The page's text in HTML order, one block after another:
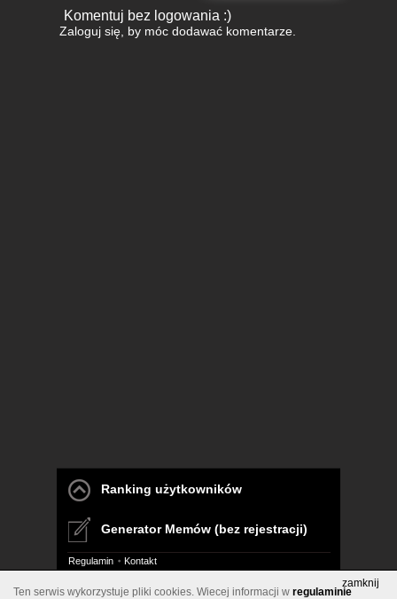
Komentuj bez logowania :)
Zaloguj się, by móc dodawać komentarze.
Ranking użytkowników
Generator Memów (bez rejestracji)
Regulamin Kontakt
Pelna wersja
zamknij
Ten serwis wykorzystuje pliki cookies. Wiecej informacji w regulaminie